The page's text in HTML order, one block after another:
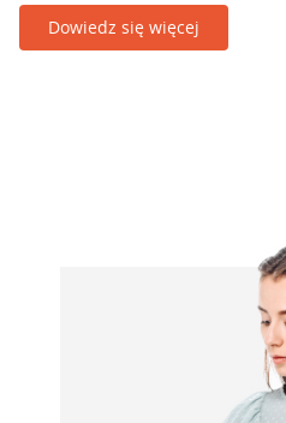
Dowiedz się więcej